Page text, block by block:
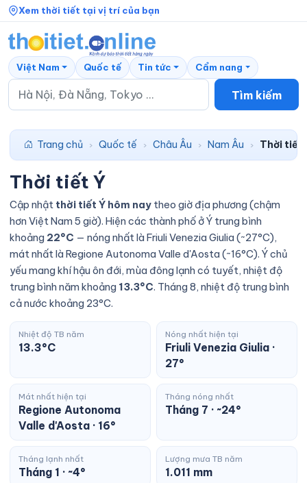
Xem thời tiết tại vị trí của bạn
Tìm kiếm
Việt Nam Quốc tế Tin tức Cẩm nang
Trang chủ › Quốc tế › Châu Âu › Nam Âu › Thời tiết
Thời tiết Ý
Cập nhật thời tiết Ý hôm nay theo giờ địa phương (chậm
hơn Việt Nam 5 giờ). Hiện các thành phố ở Ý trung bình
khoảng 22°C — nóng nhất là Friuli Venezia Giulia (~27°C),
mát nhất là Regione Autonoma Valle d'Aosta (~16°C). Ý chủ
yếu mang khí hậu ôn đới, mùa đông lạnh có tuyết, nhiệt độ
trung bình năm khoảng 13.3°C. Tháng 8, nhiệt độ trung bình
cả nước khoảng 23°C.
Nhiệt độ TB năm
13.3°C
Nóng nhất hiện tại
Friuli Venezia Giulia ·
27°
Mát nhất hiện tại
Regione Autonoma
Valle d'Aosta · 16°
Tháng nóng nhất
Tháng 7 · ~24°
Tháng lạnh nhất
Tháng 1 · ~4°
Lượng mưa TB năm
1.011 mm